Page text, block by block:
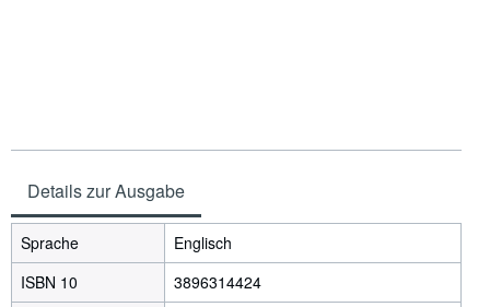
Details zur Ausgabe
Sprache
Englisch
ISBN 10
3896314424